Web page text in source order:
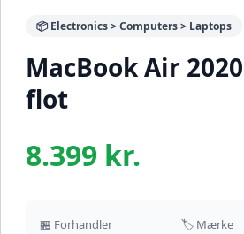
📦 Electronics > Computers > Laptops
MacBook Air
flot
8.399 kr.
🏪 Forhandler 🏷️ Mærke